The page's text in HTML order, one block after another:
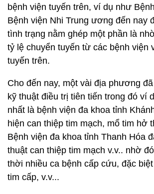
bệnh viện tuyến trên, ví dụ như
Bệnh viện Nhi Trung ương đến nay
tình trạng nằm ghép một phần là
tỷ lệ chuyển tuyến từ các bệnh viện
tuyến trên.
Cho đến nay, một vài địa phương
kỹ thuật điều trị tiên tiến trong đó ví
nhất là bệnh viện đa khoa tỉnh
hiện can thiệp tim mạch, mổ tim hở
Bệnh viện đa khoa tỉnh Thanh Hóa
thuật can thiệp tim mạch v.v.. nhờ
thời nhiều ca bệnh cấp cứu, đặc
tim cấp, v.v...